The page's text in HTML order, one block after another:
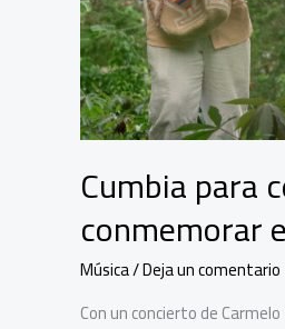
Cumbia para
conmemorar
Música/Deja un comentario
Con un concierto de